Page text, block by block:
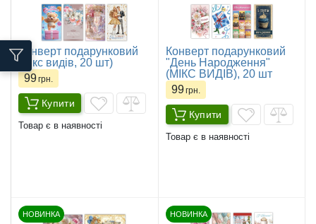
Конверт подарунковий
(мікс видів, 20 шт)
99грн.
Купити
Товар є в наявності
Конверт подарунковий
"День Народження"
(МІКС ВИДІВ), 20 шт
99грн.
Купити
Товар є в наявності
НОВИНКА НОВИНКА